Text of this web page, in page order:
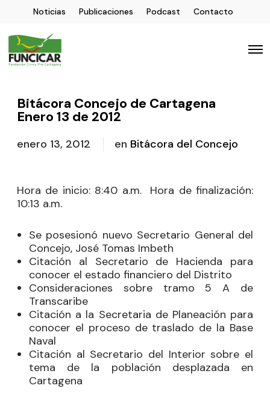
Noticias Publicaciones Podcast Contacto
Bitácora Concejo de Cartagena
Enero 13 de 2012
enero 13, 2012 en Bitácora del Concejo
Hora de inicio: 8:40 a.m.
Hora de finalización:
10:13 a.m.
Se posesionó nuevo Secretario General del
Concejo, José Tomas Imbeth
Citación al Secretario de Hacienda para
conocer el estado financiero del Distrito
Consideraciones sobre tramo 5 A de
Transcaribe
Citación a la Secretaria de Planeación para
conocer el proceso de traslado de la Base
Naval
Citación al Secretario del Interior sobre el
tema de la población desplazada en
Cartagena